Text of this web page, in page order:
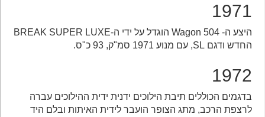
1971
היצע ה- 504 Wagon הוגדל על ידי ה-BREAK SUPER LUXE
החדש ודגם SL, עם מנוע 1971 סמ"ק, 93 כ"ס.
1972
בדגמים הכוללים תיבת הילוכים ידנית ידית ההילוכים עברה
לרצפת הרכב, מתג הצופר הועבר לידית האיתות ובלם היד